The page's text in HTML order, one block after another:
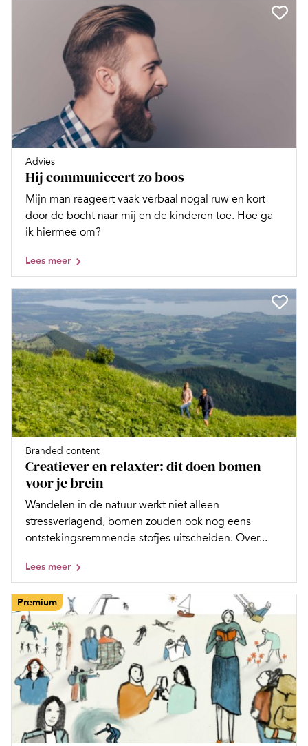
Advies
Hij communiceert zo boos
Mijn man reageert vaak verbaal nogal ruw en kort
door de bocht naar mij en de kinderen toe. Hoe ga
ik hiermee om?
Lees meer
Branded content
Creatiever en relaxter: dit doen bomen
voor je brein
Wandelen in de natuur werkt niet alleen
stressverlagend, bomen zouden ook nog eens
ontstekingsremmende stofjes uitscheiden. Over...
Lees meer
Premium